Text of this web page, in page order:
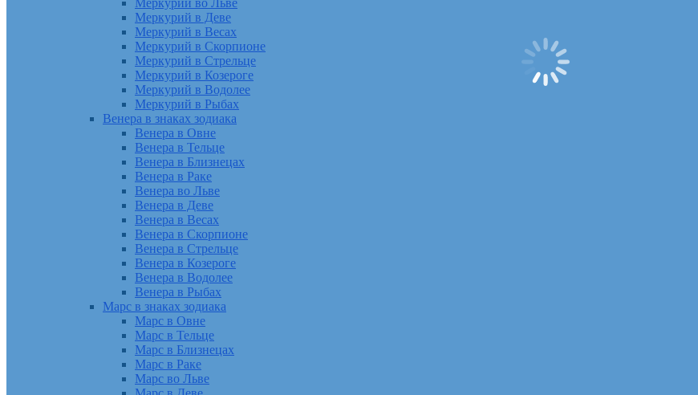
Меркурий во Льве
Меркурий в Деве
Меркурий в Весах
Меркурий в Скорпионе
Меркурий в Стрельце
Меркурий в Козероге
Меркурий в Водолее
Меркурий в Рыбах
Венера в знаках зодиака
Венера в Овне
Венера в Тельце
Венера в Близнецах
Венера в Раке
Венера во Льве
Венера в Деве
Венера в Весах
Венера в Скорпионе
Венера в Стрельце
Венера в Козероге
Венера в Водолее
Венера в Рыбах
Марс в знаках зодиака
Марс в Овне
Марс в Тельце
Марс в Близнецах
Марс в Раке
Марс во Льве